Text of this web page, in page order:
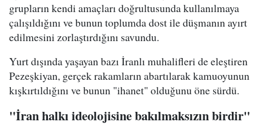
grupların kendi amaçları doğrultusunda kullanılmaya
çalışıldığını ve bunun toplumda dost ile düşmanın ayırt
edilmesini zorlaştırdığını savundu.
Yurt dışında yaşayan bazı İranlı muhalifleri de eleştiren
Pezeşkiyan, gerçek rakamların abartılarak kamuoyunun
kışkırtıldığını ve bunun "ihanet" olduğunu öne sürdü.
"İran halkı ideolojisine bakılmaksızın birdir"